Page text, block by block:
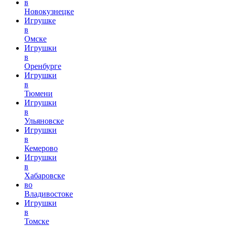
в
Новокузнецке
Игрушке
в
Омске
Игрушки
в
Оренбурге
Игрушки
в
Тюмени
Игрушки
в
Ульяновске
Игрушки
в
Кемерово
Игрушки
в
Хабаровске
во
Владивостоке
Игрушки
в
Томске